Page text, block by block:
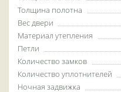
Толщина полотна
Вес двери
Материал утепления
Петли
Количество замков
Количество уплотнителей
Ночная задвижка